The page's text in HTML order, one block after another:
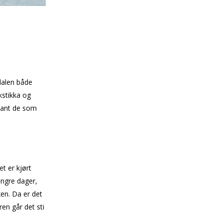
både
og
de som
er kjørt
dager,
Da er det
går det sti